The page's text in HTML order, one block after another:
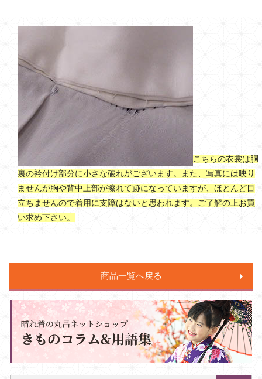
こちらの衣裳は胴
裏の衿付け部分に小さな破れがございます。また、写真には映り
ませんが胸や背中上部が擦れて跡になっていますが、ほとんど目
立ちませんので着用に支障はないと思われます。ご了解の上お買
い求め下さい。
商品一覧へ戻る